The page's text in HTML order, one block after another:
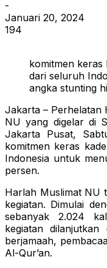
-
Januari 20, 2024
194
komitmen keras
dari seluruh
angka stunting
Jakarta – Perhelatan
NU yang digelar di
Jakarta Pusat,
komitmen keras
Indonesia untuk
persen.
Harlah Muslimat NU
kegiatan. Dimulai
sebanyak 2.024
kegiatan
berjamaah,
Al-Qur’an.